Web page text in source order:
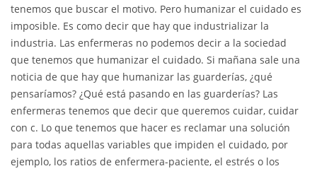
tenemos que buscar el motivo. Pero humanizar el cuidado es
imposible. Es como decir que hay que industrializar la
industria. Las enfermeras no podemos decir a la sociedad
que tenemos que humanizar el cuidado. Si mañana sale una
noticia de que hay que humanizar las guarderías, ¿qué
pensaríamos? ¿Qué está pasando en las guarderías? Las
enfermeras tenemos que decir que queremos cuidar, cuidar
con c. Lo que tenemos que hacer es reclamar una solución
para todas aquellas variables que impiden el cuidado, por
ejemplo, los ratios de enfermera-paciente, el estrés o los